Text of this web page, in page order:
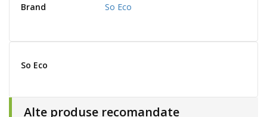
Brand So Eco
So Eco
Alte produse recomandate